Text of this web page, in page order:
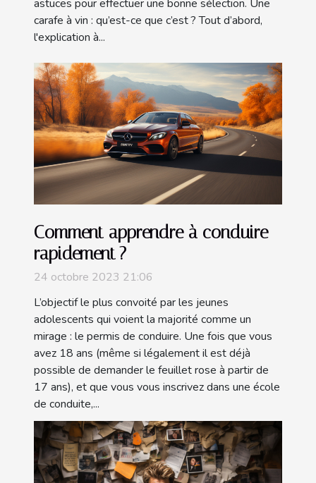
astuces pour effectuer une bonne sélection. Une
carafe à vin : qu’est-ce que c’est ? Tout d’abord,
l'explication à...
Comment apprendre à conduire
rapidement ?
24 octobre 2023 21:06
L’objectif le plus convoité par les jeunes
adolescents qui voient la majorité comme un
mirage : le permis de conduire. Une fois que vous
avez 18 ans (même si légalement il est déjà
possible de demander le feuillet rose à partir de
17 ans), et que vous vous inscrivez dans une école
de conduite,...